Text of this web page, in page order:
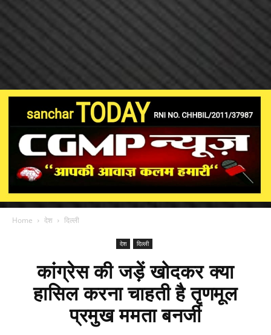
Home देश दिल्ली
देश दिल्ली
कांग्रेस की जड़ें खोदकर क्या
हासिल करना चाहती है तृणमूल
प्रमुख ममता बनर्जी